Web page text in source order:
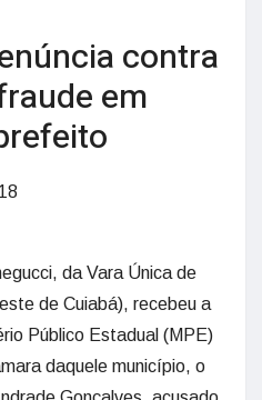
contra
em
da Vara Única de
de Cuiabá), recebeu a
Público Estadual (MPE)
daquele município, o